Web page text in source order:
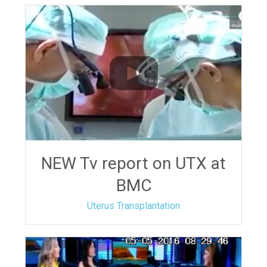
NEW Tv report on UTX at
BMC
Uterus Transplantation